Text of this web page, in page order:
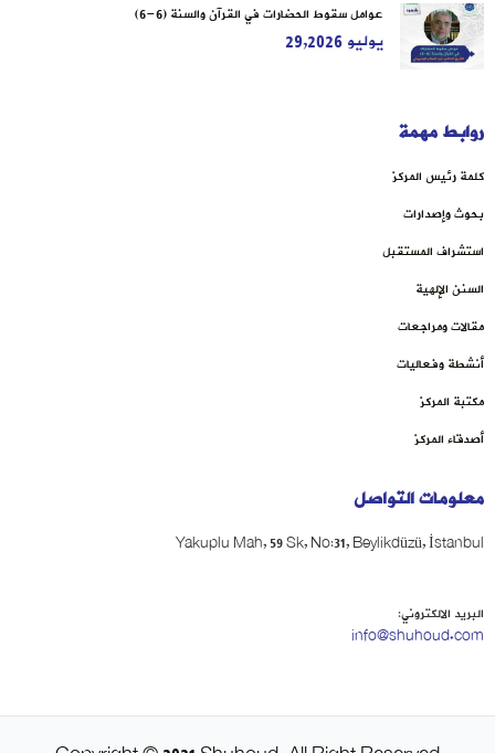
عوامل سقوط الحضارات في القرآن والسنة (6-6)
يوليو 29,2026
روابط مهمة
كلمة رئيس المركز
بحوث وإصدارات
استشراف المستقبل
السنن الإلهية
مقالات ومراجعات
أنشطة وفعاليات
مكتبة المركز
أصدقاء المركز
معلومات التواصل
Yakuplu Mah, 59 Sk, No:31, Beylikdüzü, İstanbul
البريد الالكتروني:
info@shuhoud.com